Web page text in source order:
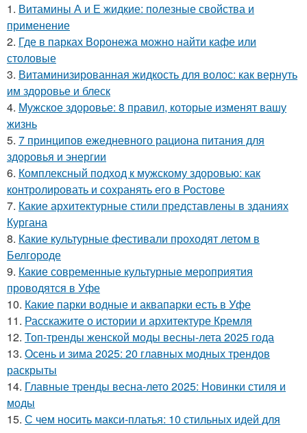
1. Витамины А и Е жидкие: полезные свойства и
применение
2. Где в парках Воронежа можно найти кафе или
столовые
3. Витаминизированная жидкость для волос: как вернуть
им здоровье и блеск
4. Мужское здоровье: 8 правил, которые изменят вашу
жизнь
5. 7 принципов ежедневного рациона питания для
здоровья и энергии
6. Комплексный подход к мужскому здоровью: как
контролировать и сохранять его в Ростове
7. Какие архитектурные стили представлены в зданиях
Кургана
8. Какие культурные фестивали проходят летом в
Белгороде
9. Какие современные культурные мероприятия
проводятся в Уфе
10. Какие парки водные и аквапарки есть в Уфе
11. Расскажите о истории и архитектуре Кремля
12. Топ-тренды женской моды весны-лета 2025 года
13. Осень и зима 2025: 20 главных модных трендов
раскрыты
14. Главные тренды весна-лето 2025: Новинки стиля и
моды
15. С чем носить макси-платья: 10 стильных идей для